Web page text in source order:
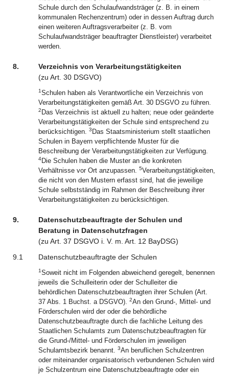
Schule durch den Schulaufwandsträger (z. B. in einem
kommunalen Rechenzentrum) oder in dessen Auftrag durch
einen weiteren Auftragsverarbeiter (z. B. vom
Schulaufwandsträger beauftragter Dienstleister) verarbeitet
werden.
8.
Verzeichnis von Verarbeitungstätigkeiten
(zu Art. 30 DSGVO)
1Schulen haben als Verantwortliche ein Verzeichnis von
Verarbeitungstätigkeiten gemäß Art. 30 DSGVO zu führen.
2 Das Verzeichnis ist aktuell zu halten; neue oder geänderte
Verarbeitungstätigkeiten der Schule sind entsprechend zu
berücksichtigen. 3 Das Staatsministerium stellt staatlichen
Schulen in Bayern verpflichtende Muster für die
Beschreibung der Verarbeitungstätigkeiten zur Verfügung.
4Die Schulen haben die Muster an die konkreten
Verhältnisse vor Ort anzupassen. 5Verarbeitungstätigkeiten,
die nicht von den Mustern erfasst sind, hat die jeweilige
Schule selbstständig im Rahmen der Beschreibung ihrer
Verarbeitungstätigkeiten zu berücksichtigen.
9.
Datenschutzbeauftragte der Schulen und
Beratung in Datenschutzfragen
(zu Art. 37 DSGVO i. V. m. Art. 12 BayDSG)
9.1
Datenschutzbeauftragte der Schulen
1Soweit nicht im Folgenden abweichend geregelt, benennen
jeweils die Schulleiterin oder der Schulleiter die
behördlichen Datenschutzbeauftragten ihrer Schulen (Art.
37 Abs. 1 Buchst. a DSGVO). 2An den Grund-, Mittel- und
Förderschulen wird der oder die behördliche
Datenschutzbeauftragte durch die fachliche Leitung des
Staatlichen Schulamts zum Datenschutzbeauftragten für
die Grund-/Mittel- und Förderschulen im jeweiligen
Schulamtsbezirk benannt. 3An beruflichen Schulzentren
oder miteinander organisatorisch verbundenen Schulen wird
je Schulzentrum eine Datenschutzbeauftragte oder ein